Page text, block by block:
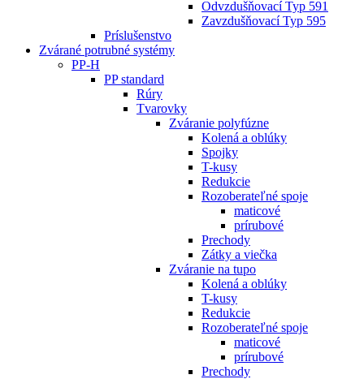
Odvzdušňovací Typ 591
Zavzdušňovací Typ 595
Príslušenstvo
Zvárané potrubné systémy
PP-H
PP standard
Rúry
Tvarovky
Zváranie polyfúzne
Kolená a oblúky
Spojky
T-kusy
Redukcie
Rozoberateľné spoje
maticové
prírubové
Prechody
Zátky a viečka
Zváranie na tupo
Kolená a oblúky
T-kusy
Redukcie
Rozoberateľné spoje
maticové
prírubové
Prechody